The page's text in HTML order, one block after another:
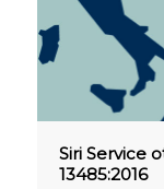
Siri Service
13485:2016